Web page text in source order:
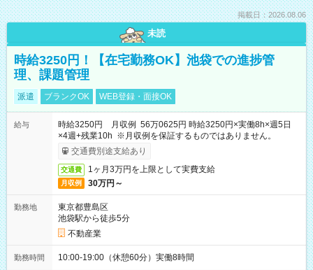
掲載日：2026.08.06
未読
時給3250円！【在宅勤務OK】池袋での進捗管
理、課題管理
派遣 ブランクOK WEB登録・面接OK
給与
時給3250円 月収例 56万0625円 時給3250円×実働8h×週5日
×4週+残業10h ※月収例を保証するものではありません。
交通費別途支給あり
交通費 1ヶ月3万円を上限として実費支給
月収例 30万円～
勤務地
東京都豊島区
池袋駅から徒歩5分
不動産業
勤務時間 10:00-19:00（休憩60分）実働8時間